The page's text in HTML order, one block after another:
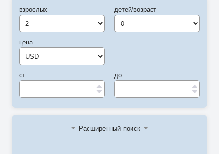
взрослых
цена
от
детей/возраст
до
Расширенный поиск